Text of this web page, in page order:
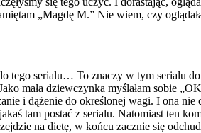
„Magdę M.” Nie wiem, czy
tego serialu… To znaczy w tym serialu
mała dziewczynka myślałam sobie
i dążenie do określonej wagi. I ona nie
tam postać z serialu. Natomiast ten
na dietę, w końcu zacznie się